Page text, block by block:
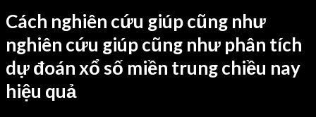
Cách nghiên cứu giúp cũng như
nghiên cứu giúp cũng như phân tích
dự đoán xổ số miền trung chiều nay
hiệu quả